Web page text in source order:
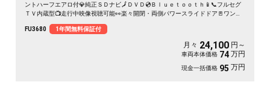
ントハーフエアロ付💎純正ＳＤナビ🗾ＤＶＤ💿Ｂｌｕｅｔｏｏｔｈ📱📞フルセグ
ＴＶ内蔵型📺走行中映像視聴可能👀楽々開閉・両側パワースライドドア🚪ワンプ
ルパイン１０.２インチフリップダウンモニター付でリアのエンタメも充実👀クル
ーズコントロール装備🌈ＨＩＤヘッドライト＆フォグランプ付で夜間視野確保🔦
FU3680 1年間無料保証付
月々 24,100 円～
車両本体価格 74 万円
現金一括価格 95 万円